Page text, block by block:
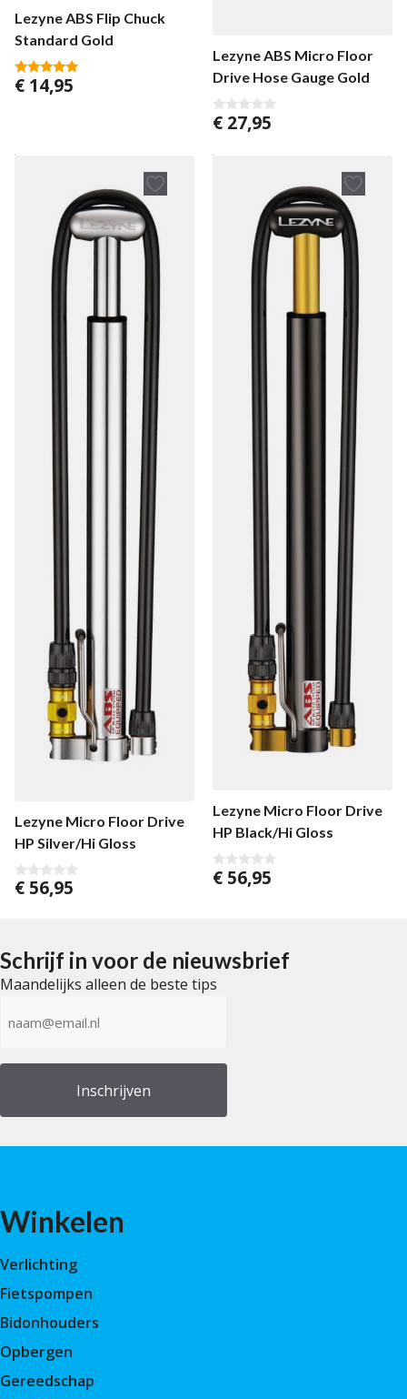
Lezyne ABS Flip Chuck
Standard Gold
5.00
€ 14,95
Lezyne ABS Micro Floor
Drive Hose Gauge Gold
0
v
n
€ 27,95
Lezyne Micro Floor Drive
HP Silver/Hi Gloss
0
€ 56,95
Lezyne Micro Floor Drive
HP Black/Hi Gloss
0
v
€ 56,95
Schrijf in voor de nieuwsbrief
Maandelijks alleen de beste tips
mailadres
Winkelen
Verlichting
Fietspompen
Bidonhouders
Opbergen
Gereedschap